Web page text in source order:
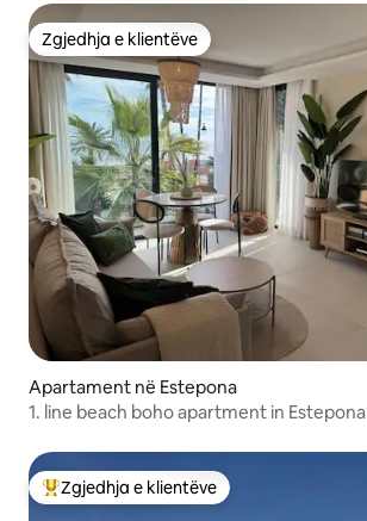
Zgjedhja e klientëve
Zgjedhja e klientëve
Apartament në Estepona
1. line beach boho apartment in Estepona
Më të mirat e zgjedhjeve të klientëve
Zgjedhja e klientëve